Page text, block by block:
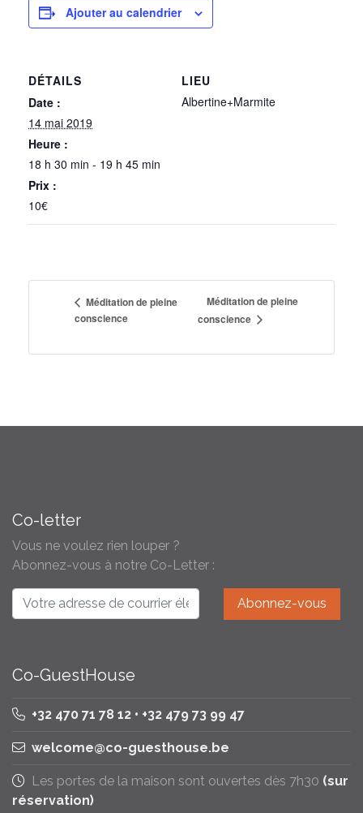
Ajouter au calendrier
DÉTAILS
Date :
14 mai 2019
Heure :
18 h 30 min - 19 h 45 min
Prix :
10€
LIEU
Albertine+Marmite
Méditation de pleine
conscience
Méditation de pleine
conscience
Co-letter
Vous ne voulez rien louper ?
Abonnez-vous à notre Co-Letter :
Co-GuestHouse
+32 470 71 78 12 • +32 479 73 99 47
welcome@co-guesthouse.be
Les portes de la maison sont ouvertes dès 7h30 (sur
réservation)